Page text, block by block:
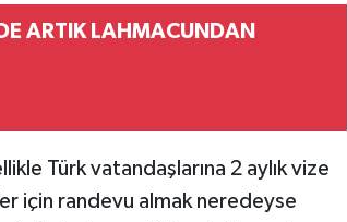
ARTIK LAHMACUNDAN
Türk vatandaşlarına 2 aylık vize
için randevu almak neredeyse